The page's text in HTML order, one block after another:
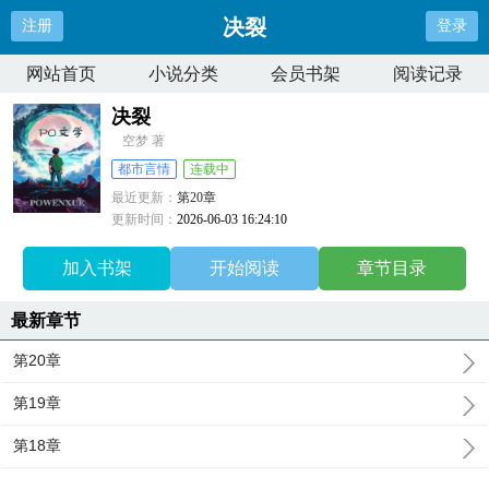
注册 决裂 登录
网站首页 小说分类 会员书架 阅读记录
决裂
空梦 著
都市言情
连载中
最近更新：第20章
更新时间：2026-06-03 16:24:10
加入书架 开始阅读 章节目录
最新章节
第20章
第19章
第18章